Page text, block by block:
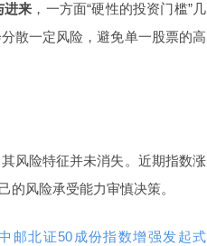
进来 ，一方面“硬性的投资门槛”几
散一定风险，避免单一股票的高
风险特征并未消失。近期指数涨
的风险承受能力审慎决策。
邮北证50成份指数增强发起式